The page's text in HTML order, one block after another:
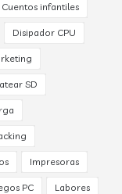
Cuentos infantiles
Disipador CPU
SD
Impresoras
PC Labores